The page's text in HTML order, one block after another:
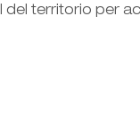
del territorio per